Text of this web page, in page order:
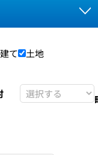
て 土地